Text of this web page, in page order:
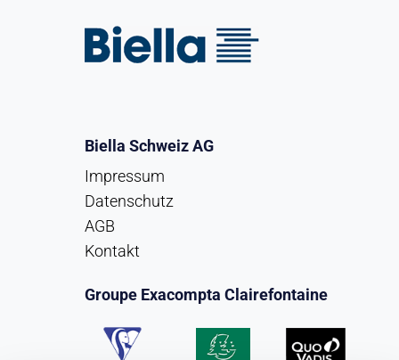
Biella Schweiz AG
Impressum
Datenschutz
AGB
Kontakt
Groupe Exacompta Clairefontaine